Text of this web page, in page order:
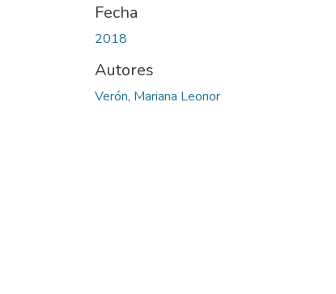
Fecha
2018
Autores
Verón, Mariana Leonor